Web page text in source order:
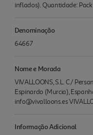
inflados). Quantidade:
Denominação
64667
Nome e Morada
VIVALLOONS, S.L. C/
Espinardo (Murcia),
info@vivalloons.es
Informação Adicional